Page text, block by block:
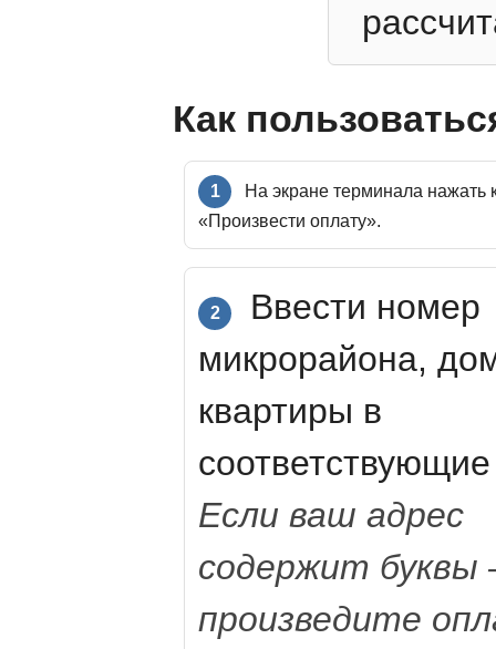
Как
1
На экране терминала нажать
«Произвести оплату».
2
Ввести номер
микрорайона,
квартиры в
Если ваш адрес
содержит
произведите